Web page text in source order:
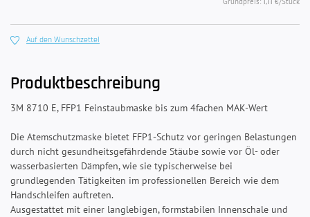
1,11 €
Auf den Wunschzettel
Produktbeschreibung
3M 8710 E, FFP1 Feinstaubmaske bis zum 4fachen MAK-Wert
Die Atemschutzmaske bietet FFP1-Schutz vor geringen Belastungen
durch nicht gesundheitsgefährdende Stäube sowie vor Öl- oder
wasserbasierten Dämpfen, wie sie typischerweise bei
grundlegenden Tätigkeiten im professionellen Bereich wie dem
Handschleifen auftreten.
Ausgestattet mit einer langlebigen, formstabilen Innenschale und